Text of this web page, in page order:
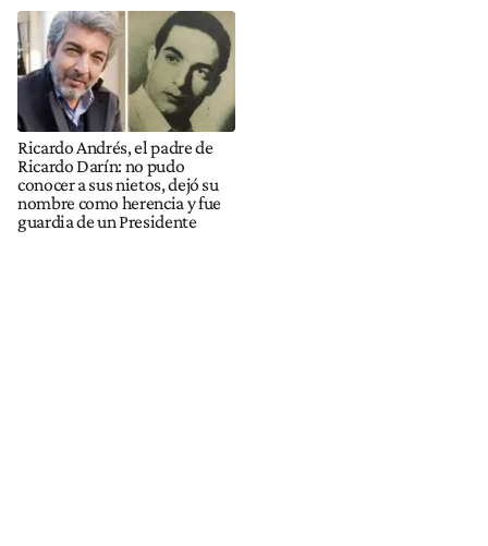
Ricardo Andrés, el padre de
Ricardo Darín: no pudo
conocer a sus nietos, dejó su
nombre como herencia y fue
guardia de un Presidente